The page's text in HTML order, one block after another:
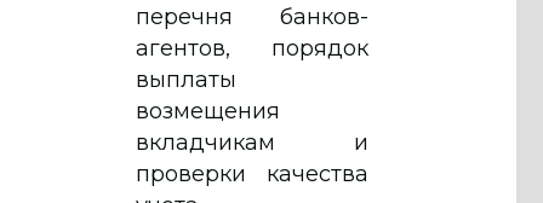
перечня банков-
агентов, порядок
выплаты
возмещения
вкладчикам и
проверки качества